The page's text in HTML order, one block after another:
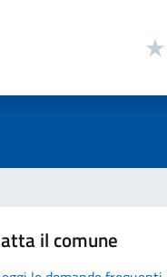
il comune